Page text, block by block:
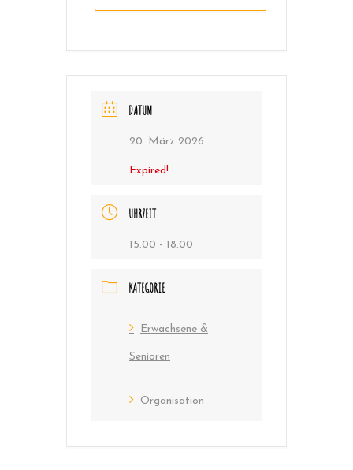
DATUM
20. März 2026
Expired!
UHRZEIT
15:00 - 18:00
KATEGORIE
Erwachsene &
Senioren
Organisation